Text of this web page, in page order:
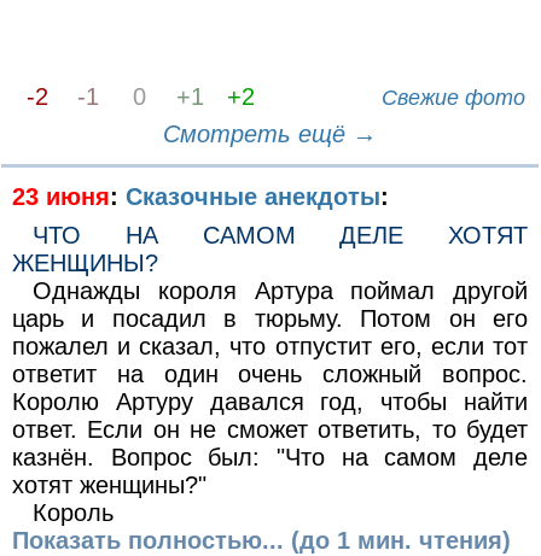
-2 -1 0 +1 +2 Свежие фото
Смотреть ещё →
23 июня: Сказочные анекдоты:
ЧТО НА САМОМ ДЕЛЕ ХОТЯТ
ЖЕНЩИНЫ?
Однажды короля Артура поймал другой
царь и посадил в тюрьму. Потом он его
пожалел и сказал, что отпустит его, если тот
ответит на один очень сложный вопрос.
Королю Артуру давался год, чтобы найти
ответ. Если он не сможет ответить, то будет
казнён. Вопрос был: "Что на самом деле
хотят женщины?"
Король
Показать полностью... (до 1 мин. чтения)